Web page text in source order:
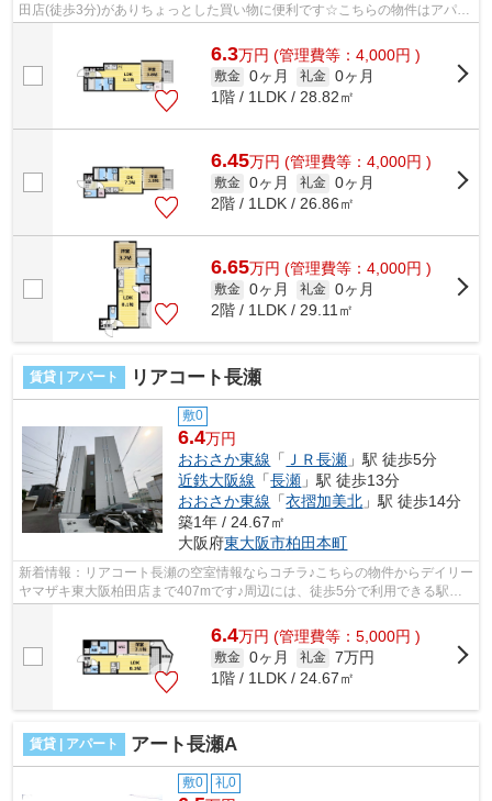
田店(徒歩3分)がありちょっとした買い物に便利です☆こちらの物件はアパー
トです☆こちらは初期費用をカードでお支...
6.3万円 (管理費等：4,000円 )
敷金 0ヶ月 礼金 0ヶ月
1階 / 1LDK / 28.82㎡
6.45万円 (管理費等：4,000円 )
敷金 0ヶ月 礼金 0ヶ月
2階 / 1LDK / 26.86㎡
6.65万円 (管理費等：4,000円 )
敷金 0ヶ月 礼金 0ヶ月
2階 / 1LDK / 29.11㎡
賃貸 | アパート リアコート長瀬
敷0
6.4万円
おおさか東線 「 ＪＲ長瀬 」駅 徒歩5分
近鉄大阪線 「長瀬 」駅 徒歩13分
おおさか東線 「衣摺加美北 」駅 徒歩14分
築1年 / 24.67㎡
大阪府東大阪市柏田本町
新着情報：リアコート長瀬の空室情報ならコチラ♪こちらの物件からデイリー
ヤマザキ東大阪柏田店まで407mです♪周辺には、徒歩5分で利用できる駅が
あります♪クレジットカードで初期費用...
6.4万円 (管理費等：5,000円 )
敷金 0ヶ月 礼金 7万円
1階 / 1LDK / 24.67㎡
賃貸 | アパート アート長瀬A
敷0 礼0